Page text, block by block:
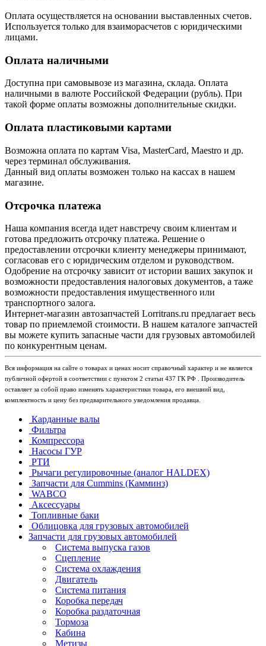
Оплата осуществляется на основании выставленных счетов.
Используется только для взаиморасчетов с юридическими
лицами.
Оплата наличными
Доступна при самовывозе из магазина, склада. Оплата
наличными в валюте Российской Федерации (рубль). При
такой форме оплаты возможны дополнительные скидки.
Оплата пластиковыми картами
Возможна оплата по картам Visa, MasterCard, Maestro и др.
через терминал обслуживания.
Данный вид оплаты возможен только на кассах в нашем
магазине.
Отсрочка платежа
Наша компания всегда идет навстречу своим клиентам и
готова предложить отсрочку платежа. Решение о
предоставлении отсрочки клиенту менеджеры принимают,
согласовав его с юридическим отделом и руководством.
Одобрение на отсрочку зависит от истории ваших закупок и
возможности предоставления налоговых документов, а таже
возможности предоставления имущественного или
транспортного залога.
Интернет-магазин автозапчастей Lorritrans.ru предлагает весь
товар по приемлемой стоимости. В нашем каталоге запчастей
вы можете купить запасные части для грузовых автомобилей
по конкурентным ценам.
Вся информация на сайте о товарах и ценах носит справочный характер и не является
публичной офертой в соответствии с пунктом 2 статьи 437 ГК РФ . Производитель
оставляет за собой право изменять характеристики товара, его внешний вид,
комплектность и цену без предварительного уведомления продавца.
Карданные валы
Фильтра
Компрессора
Насосы ГУР
РТИ
Рычаги регулировочные (аналог HALDEX)
Запчасти для Cummins (Камминз)
WABCO
Аксессуары
Топливные баки
Облицовка для грузовых автомобилей
Запчасти для грузовых автомобилей
Система выпуска газов
Сцепление
Система охлаждения
Двигатель
Система питания
Коробка передач
Коробка раздаточная
Тормоза
Кабина
Метизы